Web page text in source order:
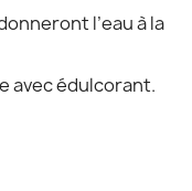
l’eau à la
avec édulcorant.